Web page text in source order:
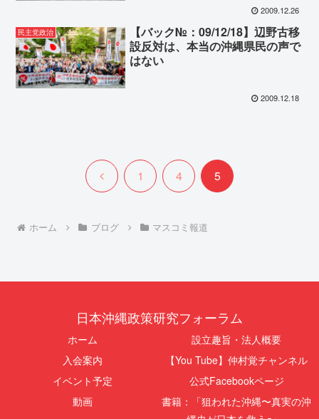
2009.12.26
民主党政治
【バック№：09/12/18】辺野古移
設反対は、本当の沖縄県民の声で
はない
2009.12.18
前
1 4 5
ホーム ブログ マスコミ報道
日本沖縄政策研究フォーラム
ホーム
設立趣旨・法人概要
入会案内
【You Tube】仲村覚チャンネル
イベント予定
公式Facebookページ
動画
書籍：「狙われた沖縄〜真実の沖